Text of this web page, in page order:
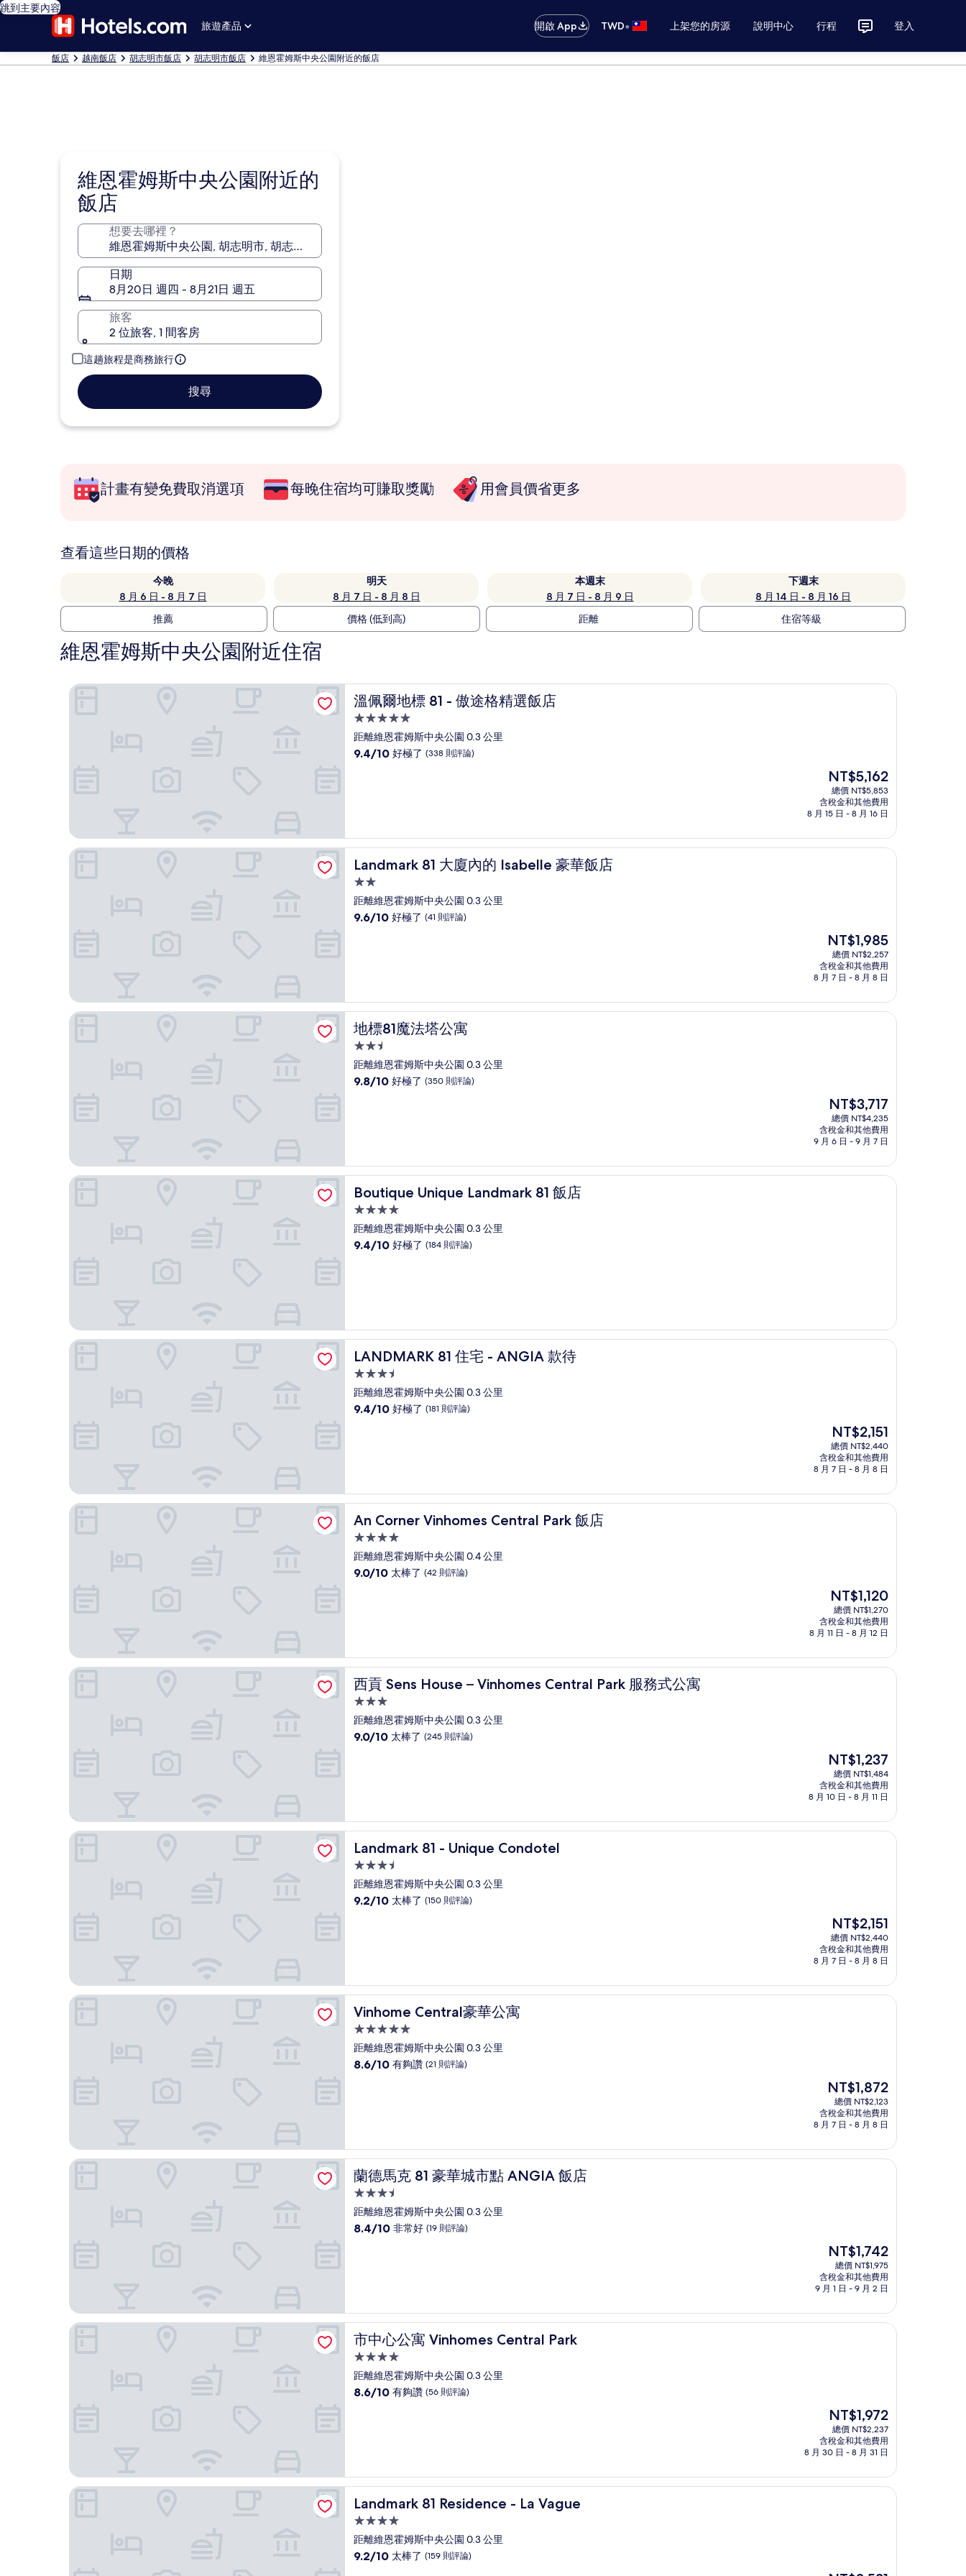
跳到主要內容
旅遊產品
開啟 App TWD• 上架您的房源 說明中心 行程 登入
飯店 越南飯店 胡志明市飯店 胡志明市飯店 維恩霍姆斯中央公園附近的飯店
維恩霍姆斯中央公園附近的
飯店
想要去哪裡？
日期
8月20日 週四 - 8月21日 週五
旅客
2 位旅客, 1 間客房
這趟旅程是商務旅行
搜尋
計畫有變免費取消選項 每晚住宿均可賺取獎勵 用會員價省更多
查看這些日期的價格
今晚
8 月 6 日 - 8 月 7 日
明天
8 月 7 日 - 8 月 8 日
本週末
8 月 7 日 - 8 月 9 日
下週末
8 月 14 日 - 8 月 16 日
推薦
價格 (低到高) 距離 住宿等級
維恩霍姆斯中央公園附近住宿
溫佩爾地標 81 - 傲途格精選飯店
溫佩爾地標 81 - 傲途格精選飯店
5.0
星
級
距離維恩霍姆斯中央公園 0.3 公里
9.4
極
(338
則
評
論)
9.4/10 好極了 (338 則評論)
現
在
價
格
NT$5,162
NT$5,162
總價 NT$5,853
含稅金和其他費用
8 月 15 日 - 8 月 16 日
溫佩爾地標 81 - 傲途格精選飯店
Landmark 81 大廈內的 Isabelle 豪華飯店
Landmark 81 大廈內的 Isabelle 豪華飯店
2.0
星
級
距離維恩霍姆斯中央公園 0.3 公里
9.6
極
了，
(41
則
評
論)
9.6/10 好極了 (41 則評論)
現
在
價
格
NT$1,985
NT$1,985
總價 NT$2,257
含稅金和其他費用
8 月 7 日 - 8 月 8 日
Landmark 81 大廈內的 Isabelle 豪華飯店
地標81魔法塔公寓
地標81魔法塔公寓
2.5
星
級
距離維恩霍姆斯中央公園 0.3 公里
9.8
極
(350
則
評
論)
9.8/10 好極了 (350 則評論)
現
在
價
格
NT$3,717
NT$3,717
總價 NT$4,235
含稅金和其他費用
9 月 6 日 - 9 月 7 日
地標81魔法塔公寓
Boutique Unique Landmark 81 飯店
Boutique Unique Landmark 81 飯店
4.0
星
級
距離維恩霍姆斯中央公園 0.3 公里
9.4
極
(184
則
評
論)
9.4/10 好極了 (184 則評論)
Boutique Unique Landmark 81 飯店
LANDMARK 81 住宅 - ANGIA 款待
LANDMARK 81 住宅 - ANGIA 款待
3.5
星
級
距離維恩霍姆斯中央公園 0.3 公里
9.4
極
(181
則
評
論)
9.4/10 好極了 (181 則評論)
現
在
價
格
NT$2,151
NT$2,151
總價 NT$2,440
含稅金和其他費用
8 月 7 日 - 8 月 8 日
LANDMARK 81 住宅 - ANGIA 款待
An Corner Vinhomes Central Park 飯店
An Corner Vinhomes Central Park 飯店
4.0
星
級
距離維恩霍姆斯中央公園 0.4 公里
9.0
棒
了，
(42
則
評
論)
9.0/10 太棒了 (42 則評論)
現
在
價
格
NT$1,120
NT$1,120
總價 NT$1,270
含稅金和其他費用
8 月 11 日 - 8 月 12 日
An Corner Vinhomes Central Park 飯店
西貢 Sens House – Vinhomes Central Park 服務式公寓
西貢 Sens House – Vinhomes Central Park 服務式公寓
3.0
星
級
距離維恩霍姆斯中央公園 0.3 公里
9.0
棒
(245
則
評
論)
9.0/10 太棒了 (245 則評論)
現
在
價
格
NT$1,237
NT$1,237
總價 NT$1,484
含稅金和其他費用
8 月 10 日 - 8 月 11 日
西貢 Sens House – Vinhomes Central Park 服務式公寓
Landmark 81 - Unique Condotel
Landmark 81 - Unique Condotel
3.5
星
級
距離維恩霍姆斯中央公園 0.3 公里
9.2
棒
(150
則
評
論)
9.2/10 太棒了 (150 則評論)
現
在
價
格
NT$2,151
NT$2,151
總價 NT$2,440
含稅金和其他費用
8 月 7 日 - 8 月 8 日
Landmark 81 - Unique Condotel
Vinhome Central豪華公寓
Vinhome Central豪華公寓
5.0
星
級
距離維恩霍姆斯中央公園 0.3 公里
8.6
夠
讚，
(21
則
評
論)
8.6/10 有夠讚 (21 則評論)
現
在
價
格
NT$1,872
NT$1,872
總價 NT$2,123
含稅金和其他費用
8 月 7 日 - 8 月 8 日
Vinhome Central豪華公寓
蘭德馬克 81 豪華城市點 ANGIA 飯店
蘭德馬克 81 豪華城市點 ANGIA 飯店
3.5
星
級
距離維恩霍姆斯中央公園 0.3 公里
8.4
常
好，
(19
則
評
論)
8.4/10 非常好 (19 則評論)
現
在
價
格
NT$1,742
NT$1,742
總價 NT$1,975
含稅金和其他費用
9 月 1 日 - 9 月 2 日
蘭德馬克 81 豪華城市點 ANGIA 飯店
市中心公寓 Vinhomes Central Park
市中心公寓 Vinhomes Central Park
4.0
星
級
距離維恩霍姆斯中央公園 0.3 公里
8.6
夠
(56
則
評
論)
8.6/10 有夠讚 (56 則評論)
現
在
價
格
NT$1,972
NT$1,972
總價 NT$2,237
含稅金和其他費用
8 月 30 日 - 8 月 31 日
市中心公寓 Vinhomes Central Park
Landmark 81 Residence - La Vague
Landmark 81 Residence - La Vague
4.0
星
級
距離維恩霍姆斯中央公園 0.3 公里
9.2
9.2/10 太棒了 (159 則評論)
Landmark 81 Residence - La Vague